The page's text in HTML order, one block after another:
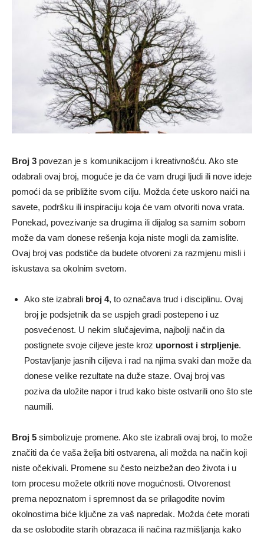
Broj 3 povezan je s komunikacijom i kreativnošću. Ako ste
odabrali ovaj broj, moguće je da će vam drugi ljudi ili nove ideje
pomoći da se približite svom cilju. Možda ćete uskoro naići na
savete, podršku ili inspiraciju koja će vam otvoriti nova vrata.
Ponekad, povezivanje sa drugima ili dijalog sa samim sobom
može da vam donese rešenja koja niste mogli da zamislite.
Ovaj broj vas podstiče da budete otvoreni za razmjenu misli i
iskustava sa okolnim svetom.
Ako ste izabrali broj 4, to označava trud i disciplinu. Ovaj
broj je podsjetnik da se uspjeh gradi postepeno i uz
posvećenost. U nekim slučajevima, najbolji način da
postignete svoje ciljeve jeste kroz upornost i strpljenje.
Postavljanje jasnih ciljeva i rad na njima svaki dan može da
donese velike rezultate na duže staze. Ovaj broj vas
poziva da uložite napor i trud kako biste ostvarili ono što ste
naumili.
Broj 5 simbolizuje promene. Ako ste izabrali ovaj broj, to može
značiti da će vaša želja biti ostvarena, ali možda na način koji
niste očekivali. Promene su često neizbežan deo života i u
tom procesu možete otkriti nove mogućnosti. Otvorenost
prema nepoznatom i spremnost da se prilagodite novim
okolnostima biće ključne za vaš napredak. Možda ćete morati
da se oslobodite starih obrazaca ili načina razmišljanja kako